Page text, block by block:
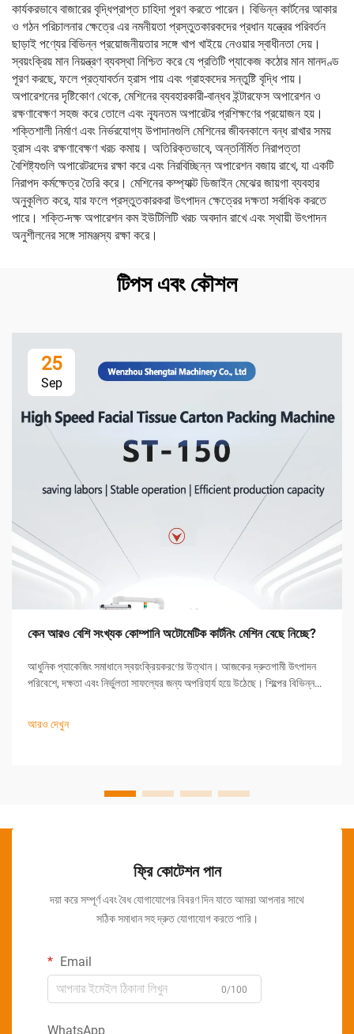
কার্যকরভাবে বাজারের বৃদ্ধিপ্রাপ্ত চাহিদা পূরণ করতে পারেন। বিভিন্ন কার্টনের আকার
ও গঠন পরিচালনার ক্ষেত্রে এর নমনীয়তা প্রস্তুতকারকদের প্রধান যন্ত্রের পরিবর্তন
ছাড়াই পণ্যের বিভিন্ন প্রয়োজনীয়তার সঙ্গে খাপ খাইয়ে নেওয়ার স্বাধীনতা দেয়।
স্বয়ংক্রিয় মান নিয়ন্ত্রণ ব্যবস্থা নিশ্চিত করে যে প্রতিটি প্যাকেজ কঠোর মান মানদণ্ড
পূরণ করছে, ফলে প্রত্যাবর্তন হ্রাস পায় এবং গ্রাহকদের সন্তুষ্টি বৃদ্ধি পায়।
অপারেশনের দৃষ্টিকোণ থেকে, মেশিনের ব্যবহারকারী-বান্ধব ইন্টারফেস অপারেশন ও
রক্ষণাবেক্ষণ সহজ করে তোলে এবং ন্যূনতম অপারেটর প্রশিক্ষণের প্রয়োজন হয়।
শক্তিশালী নির্মাণ এবং নির্ভরযোগ্য উপাদানগুলি মেশিনের জীবনকালে বন্ধ রাখার সময়
হ্রাস এবং রক্ষণাবেক্ষণ খরচ কমায়। অতিরিক্তভাবে, অন্তর্নির্মিত নিরাপত্তা
বৈশিষ্ট্যগুলি অপারেটরদের রক্ষা করে এবং নিরবিচ্ছিন্ন অপারেশন বজায় রাখে, যা একটি
নিরাপদ কর্মক্ষেত্র তৈরি করে। মেশিনের কম্প্যাক্ট ডিজাইন মেঝের জায়গা ব্যবহার
অনুকূলিত করে, যার ফলে প্রস্তুতকারকরা উৎপাদন ক্ষেত্রের দক্ষতা সর্বাধিক করতে
পারে। শক্তি-দক্ষ অপারেশন কম ইউটিলিটি খরচ অবদান রাখে এবং স্থায়ী উৎপাদন
অনুশীলনের সঙ্গে সামঞ্জস্য রক্ষা করে।
টিপস এবং কৌশল
25
Sep
কেন আরও বেশি সংখ্যক কোম্পানি অটোমেটিক কার্টনিং মেশিন বেছে নিচ্ছে?
আধুনিক প্যাকেজিং সমাধানে স্বয়ংক্রিয়করণের উত্থান। আজকের দ্রুতগামী উৎপাদন
পরিবেশে, দক্ষতা এবং নির্ভুলতা সাফল্যের জন্য অপরিহার্য হয়ে উঠেছে। শিল্পের বিভিন্ন
আরও দেখুন
ফ্রি কোটেশন পান
দয়া করে সম্পূর্ণ এবং বৈধ যোগাযোগের বিবরণ দিন যাতে আমরা আপনার সাথে
সঠিক সমাধান সহ দ্রুত যোগাযোগ করতে পারি।
Email
0/100
WhatsApp